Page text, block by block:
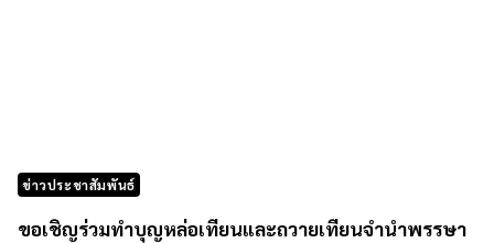
ข่าวประชาสัมพันธ์
ขอเชิญร่วมทำบุญหล่อเทียนและถวายเทียนจำนำพรรษา